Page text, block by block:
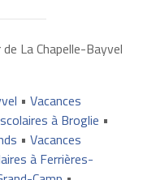
La Chapelle-Bayvel
• Vacances
à Broglie •
• Vacances
à Ferrières-